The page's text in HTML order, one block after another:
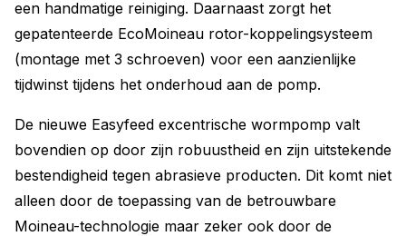
een handmatige reiniging. Daarnaast zorgt het
gepatenteerde EcoMoineau rotor-koppelingsysteem
(montage met 3 schroeven) voor een aanzienlijke
tijdwinst tijdens het onderhoud aan de pomp.
De nieuwe Easyfeed excentrische wormpomp valt
bovendien op door zijn robuustheid en zijn uitstekende
bestendigheid tegen abrasieve producten. Dit komt niet
alleen door de toepassing van de betrouwbare
Moineau-technologie maar zeker ook door de